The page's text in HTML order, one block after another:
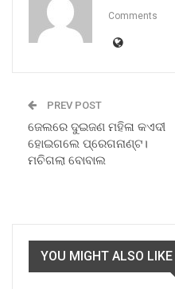
Comments
PREV POST
ଜେଲରେ ଦୁଇଜଣ ମହିଳା କଏଦୀ
ହୋଇଗଲେ ପ୍ରେଗନାଣ୍ଟ।
ମଚିଗଲା ବୋବାଲ
YOU MIGHT ALSO LIKE